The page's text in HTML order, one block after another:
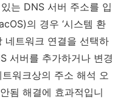
는 DNS 서버 주소를 입
의 경우 ‘시스템 환
네트워크 연결을 선택하
서버를 추가하거나 변경
트워크상의 주소 해석 오
됨 해결에 효과적입니